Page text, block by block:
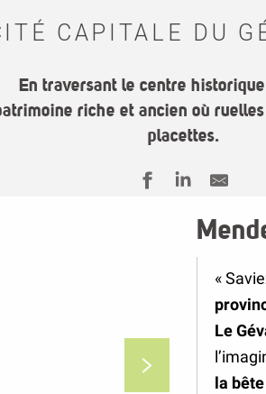
CAPITALE DU
En traversant le centre
riche et ancien où
placettes.
«
Le
la bête